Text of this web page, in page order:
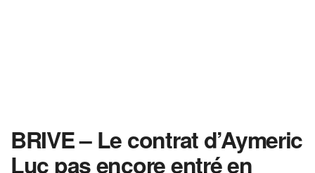
BRIVE – Le contrat d’Aymeric
Luc pas encore entré en